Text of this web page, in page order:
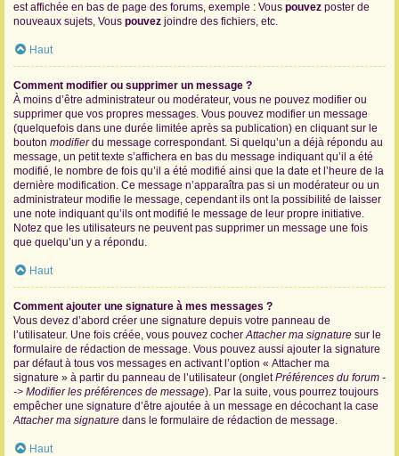
est affichée en bas de page des forums, exemple : Vous pouvez poster de
nouveaux sujets, Vous pouvez joindre des fichiers, etc.
Haut
Comment modifier ou supprimer un message ?
À moins d’être administrateur ou modérateur, vous ne pouvez modifier ou
supprimer que vos propres messages. Vous pouvez modifier un message
(quelquefois dans une durée limitée après sa publication) en cliquant sur le
bouton modifierdu message correspondant. Si quelqu’un a déjà répondu au
message, un petit texte s’affichera en bas du message indiquant qu’il a été
modifié, le nombre de fois qu’il a été modifié ainsi que la date et l’heure de la
dernière modification. Ce message n’apparaîtra pas si un modérateur ou un
administrateur modifie le message, cependant ils ont la possibilité de laisser
une note indiquant qu’ils ont modifié le message de leur propre initiative.
Notez que les utilisateurs ne peuvent pas supprimer un message une fois
que quelqu’un y a répondu.
Haut
Comment ajouter une signature à mes messages ?
Vous devez d’abord créer une signature depuis votre panneau de
l’utilisateur. Une fois créée, vous pouvez cocherAttacher ma signature sur le
formulaire de rédaction de message. Vous pouvez aussi ajouter la signature
par défaut à tous vos messages en activant l’option « Attacher ma
signature » à partir du panneau de l’utilisateur (ongletPréférences du forum -
-> Modifier les préférences de message). Par la suite, vous pourrez toujours
empêcher une signature d’être ajoutée à un message en décochant la case
Attacher ma signature dans le formulaire de rédaction de message.
Haut